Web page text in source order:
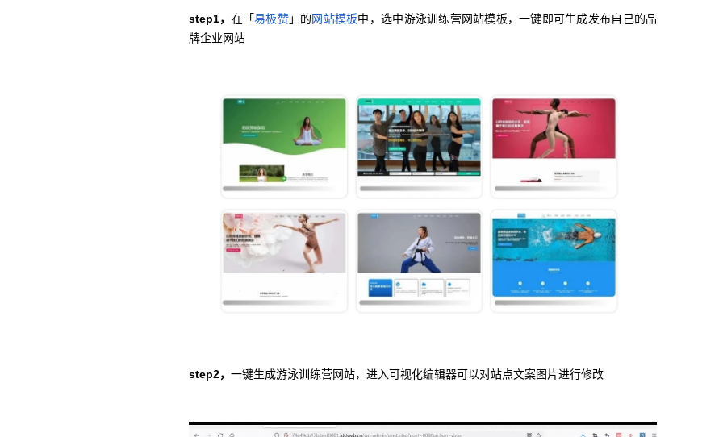
step1， 在「易极赞」的网站模板中，选中游泳训练营网站模板，一键即可生成发布自己的品
牌企业网站
step2， 一键生成游泳训练营网站，进入可视化编辑器可以对站点文案图片进行修改